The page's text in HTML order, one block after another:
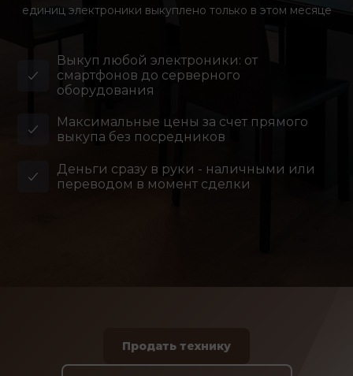
единиц электроники выкуплено только в этом месяце
Выкуп любой электроники: от
смартфонов до серверного
оборудования
Максимальные цены за счет прямого
выкупа без посредников
Деньги сразу в руки - наличными или
переводом в момент сделки
Продать технику